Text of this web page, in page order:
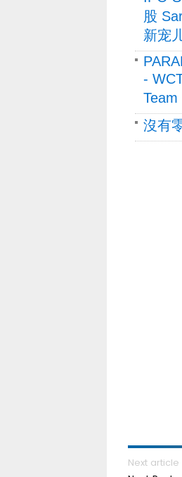
股
新宠
-
沒有
Next article